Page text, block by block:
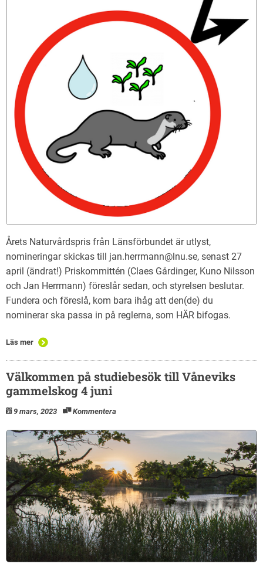
Årets Naturvårdspris från Länsförbundet är utlyst,
nomineringar skickas till jan.herrmann@lnu.se, senast 27
april (ändrat!) Priskommittén (Claes Gårdinger, Kuno Nilsson
och Jan Herrmann) föreslår sedan, och styrelsen beslutar.
Fundera och föreslå, kom bara ihåg att den(de) du
nominerar ska passa in på reglerna, som HÄR bifogas.
Läs mer
Välkommen på studiebesök till Våneviks
gammelskog 4 juni
9 mars, 2023 Kommentera